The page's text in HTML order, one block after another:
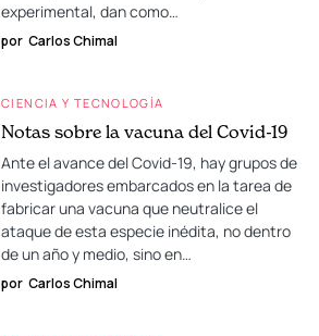
experimental, dan como…
por Carlos Chimal
CIENCIA Y TECNOLOGÍA
Notas sobre la vacuna del Covid-19
Ante el avance del Covid-19, hay grupos de
investigadores embarcados en la tarea de
fabricar una vacuna que neutralice el
ataque de esta especie inédita, no dentro
de un año y medio, sino en…
por Carlos Chimal